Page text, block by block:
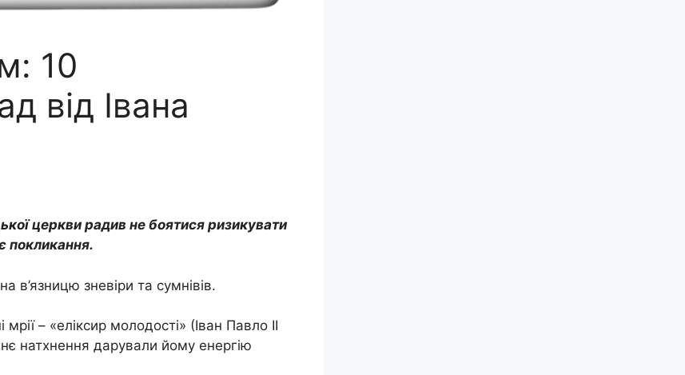
10
від Івана
церкви радив не боятися ризикувати
покликання.
в’язницю зневіри та сумнівів.
– «еліксир молодості» (Іван Павло ІІ
натхнення дарували йому енергію